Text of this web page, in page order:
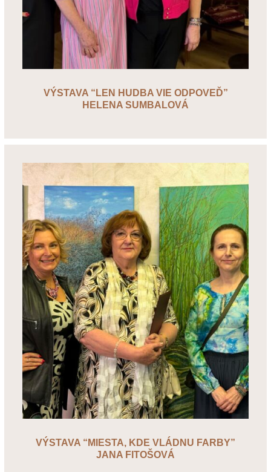
VÝSTAVA “LEN HUDBA VIE ODPOVEĎ”
HELENA SUMBALOVÁ
VÝSTAVA “MIESTA, KDE VLÁDNU FARBY”
JANA FITOŠOVÁ